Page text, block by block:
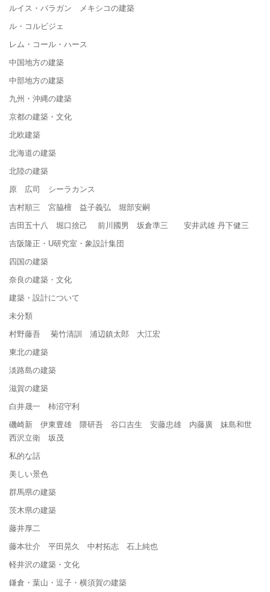
ルイス・バラガン メキシコの建築
ル・コルビジェ
レム・コール・ハース
中国地方の建築
中部地方の建築
九州・沖縄の建築
京都の建築・文化
北欧建築
北海道の建築
北陸の建築
原 広司 シーラカンス
吉村順三 宮脇檀 益子義弘 堀部安嗣
吉田五十八 堀口捨己 前川國男 坂倉準三 安井武雄 丹下健三
吉阪隆正・U研究室・象設計集団
四国の建築
奈良の建築・文化
建築・設計について
未分類
村野藤吾 菊竹清訓 浦辺鎮太郎 大江宏
東北の建築
淡路島の建築
滋賀の建築
白井晟一 柿沼守利
磯崎新 伊東豊雄 隈研吾 谷口吉生 安藤忠雄 内藤廣 妹島和世
西沢立衛 坂茂
私的な話
美しい景色
群馬県の建築
茨木県の建築
藤井厚二
藤本壮介 平田晃久 中村拓志 石上純也
軽井沢の建築・文化
鎌倉・葉山・逗子・横須賀の建築